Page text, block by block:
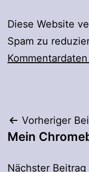
Diese Website
Spam zu
Vorheriger
Mein
Nächster Beitrag